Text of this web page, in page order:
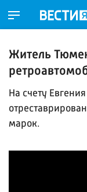
Житель
На счету
марок.